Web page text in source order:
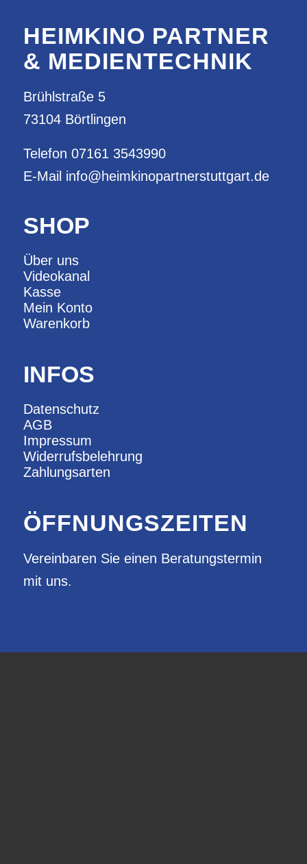
HEIMKINO PARTNER
& MEDIENTECHNIK
Brühlstraße 5
73104 Börtlingen
Telefon 07161 3543990
E-Mail info@heimkinopartnerstuttgart.de
SHOP
Über uns
Videokanal
Kasse
Mein Konto
Warenkorb
INFOS
Datenschutz
AGB
Impressum
Widerrufsbelehrung
Zahlungsarten
ÖFFNUNGSZEITEN
Vereinbaren Sie einen Beratungstermin
mit uns.